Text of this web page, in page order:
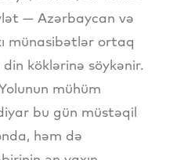
— Azərbaycan və
münasibətlər ortaq
köklərinə söykənir.
mühüm
bu gün müstəqil
həm də